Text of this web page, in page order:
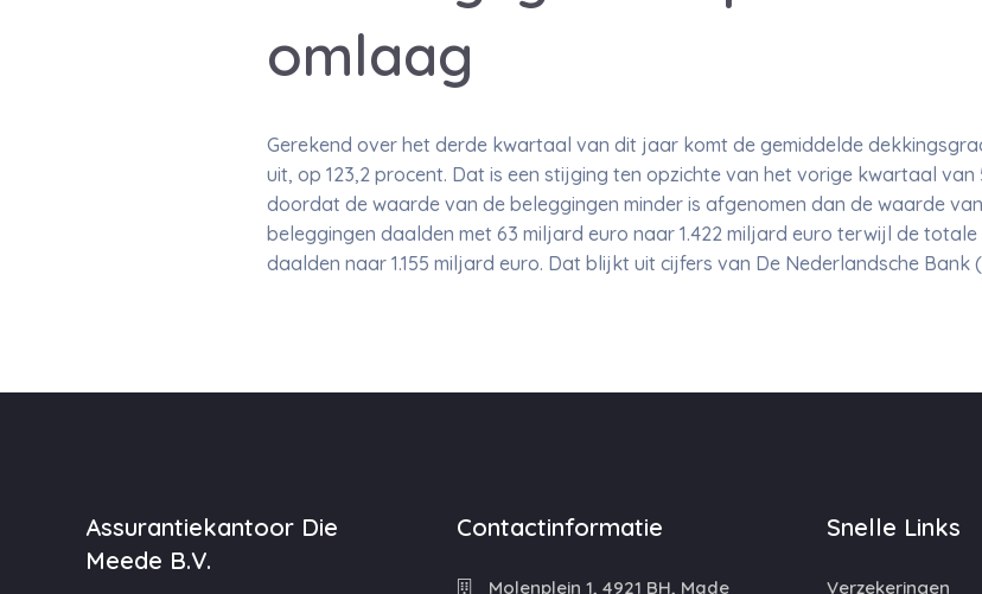
omlaag
Gerekend over het derde kwartaal van dit jaar komt de gemiddelde
uit, op 123,2 procent. Dat is een stijging ten opzichte van het vorige kwartaal
doordat de waarde van de beleggingen minder is afgenomen dan de waarde
beleggingen daalden met 63 miljard euro naar 1.422 miljard euro terwijl de
daalden naar 1.155 miljard euro. Dat blijkt uit cijfers van De Nederlandsche Bank
Assurantiekantoor Die
Meede B.V.
Contactinformatie
Molenplein 1, 4921 BH, Made
Snelle Links
Verzekeringen